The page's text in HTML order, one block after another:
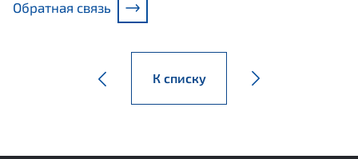
Обратная связь
К списку